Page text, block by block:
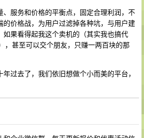
、服务和价格的平衡点，固定合理利润，不
的价格战，为用户过滤掉各种坑，与用户建
如果看得起我这个卖机的（其实我也搞代
，甚至可以交个朋友，只赚一两百块的那
过去了，我们依旧想做个小而美的平台，